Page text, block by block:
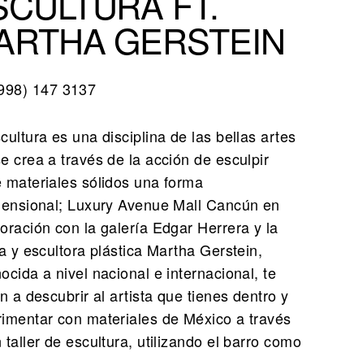
GERSTEIN
147 3137
es una disciplina de las bellas artes
crea a través de la acción de esculpir
materiales sólidos una forma
Luxury Avenue Mall Cancún en
con la galería Edgar Herrera y la
y escultora plástica Martha Gerstein,
a nivel nacional e internacional, te
a descubrir al artista que tienes dentro y
con materiales de México a través
taller de escultura, utilizando el barro como